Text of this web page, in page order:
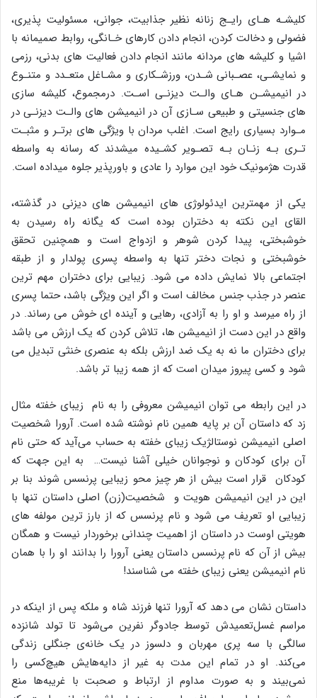
کلیشـه هـای رایـج زنانه نظیر جذابیت، جوانی، مسئولیت پذیری،
فضولی و دخالت کردن، انجام دادن کارهای خـانگی، روابط صمیمانه با
اشیا و کلیشه های مردانه مانند انجام دادن فعالیت های بدنی، رزمی
و نمایشـی، عصـبانی شـدن، ورزشـکاری و مشـاغل متعـدد و متنـوع
در انیمیشـن هـای والـت دیزنـی اسـت. درمجموع، کلیشه سازی
های جنسیتی و طبیعی سـازی آن در انیمیشن های والـت دیزنـی در
مـوارد بسیاری رایج است. اغلب مردان با ویژگی های برتـر و مثبـت
تـری بـه زنـان بـه تصـویر کشـیده میشدند که رسانه به واسطه
قدرت هژمونیک خود این موارد را عادی و باورپذیر جلوه میداده است.
یکی ‌از ‌مهمترین ‌ایدئولوژی های‌ انیمیشن های دیزنی در گذشته،‌
القای این نکته به دختران بوده است که یگانه راه رسیدن به
خوشبختی، پیدا کردن شوهر و ازدواج است و همچنین ‌تحقق
‌خوشبختی ‌و ‌نجات ‌دختر ‌تنها ‌به واسطه ‌پسری‌‌ پولدار ‌و ‌از ‌طبقه
‌اجتماعی ‌بالا ‌نمایش داده ‌می شود‌. زیبایی‌ ‌برای‌ دختران مهم ترین
عنصر ‌در‌ جذب ‌جنس‌ مخالف ‌است‌ و ‌اگر ‌این ‌ویژگی‌ باشد،‌ حتما پسری
‌از ‌راه ‌میرسد ‌و‌ او ‌را ‌به‌ آزادی،‌ رهایی ‌و ‌آینده ای‌ خوش ‌می رساند. در
واقع در این دست از انیمیشن ها، تلاش کردن که یک ارزش می باشد
برای دختران ما نه به یک ضد ارزش بلکه به عنصری خنثی تبدیل می
شود و کسی پیروز میدان است که از همه زیبا تر باشد.
در این رابطه می توان انیمیشن معروفی را به نام زیبای خفته مثال
زد که داستان آن بر پایه همین نام نوشته شده است. آرورا شخصیت
اصلی انیمیشن نوستالژیک زیبای خفته به حساب می‌آید که حتی نام
آن برای کودکان و نوجوانان خیلی آشنا نیست… به این جهت که
کودکان قرار است بیش از هر چیز محو زیبایی پرنسس شوند بنا بر
این در این انیمیشن هویت و شخصیت(زن) اصلی داستان تنها با
زیبایی او تعریف می شود و نام پرنسس که از بارز ترین مولفه های
هویتی اوست در داستان از اهمیت چندانی برخوردار نیست و همگان
بیش از آن که نام پرنسس داستان یعنی آرورا را بدانند او را با همان
نام انیمیشن یعنی زیبای خفته می شناسند!
داستان نشان می دهد که آرورا تنها فرزند شاه و ملکه پس از اینکه در
مراسم غسل‌تعمیدش توسط جادوگر نفرین می‌شود تا تولد شانزده
سالگی با سه پری مهربان و دلسوز در یک خانه‌ی جنگلی زندگی
می‌کند. او در تمام این مدت به غیر از دایه‌هایش هیچ‌کسی را
نمی‌بیند و به صورت مداوم از ارتباط و صحبت با غریبه‌ها منع